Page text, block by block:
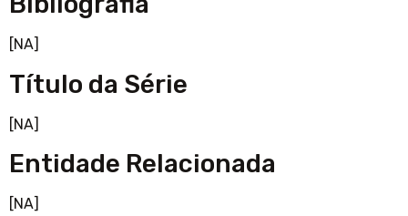
[NA]
Título da Série
[NA]
Entidade Relacionada
[NA]